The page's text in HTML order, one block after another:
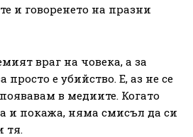
и говоренето на празни
враг на човека, а за
просто е убийство. Е, аз не се
в медиите. Когато
и покажа, няма смисъл да си
тя.